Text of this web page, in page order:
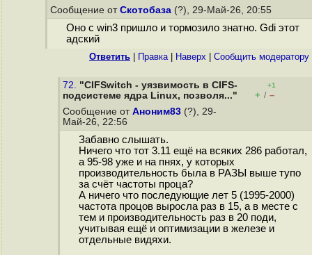
Сообщение от Скотобаза (?), 29-Май-26, 20:55
Оно с win3 пришло и тормозило знатно. Gdi этот
адский
Ответить Правка| Наверх Cообщить модератору
72. "CIFSwitch - уязвимость в CIFS-
подсистеме ядра Linux, позволя..."
+1
+ / –
Сообщение от Аноним83 (?), 29-
Май-26, 22:56
Забавно слышать.
Ничего что тот 3.11 ещё на всяких 286 работал,
а 95-98 уже и на пнях, у которых
производительность была в РАЗЫ выше тупо
за счёт частоты проца?
А ничего что последующие лет 5 (1995-2000)
частота процов выросла раз в 15, а в месте с
тем и производительность раз в 20 поди,
учитывая ещё и оптимизации в железе и
отдельные видяхи.